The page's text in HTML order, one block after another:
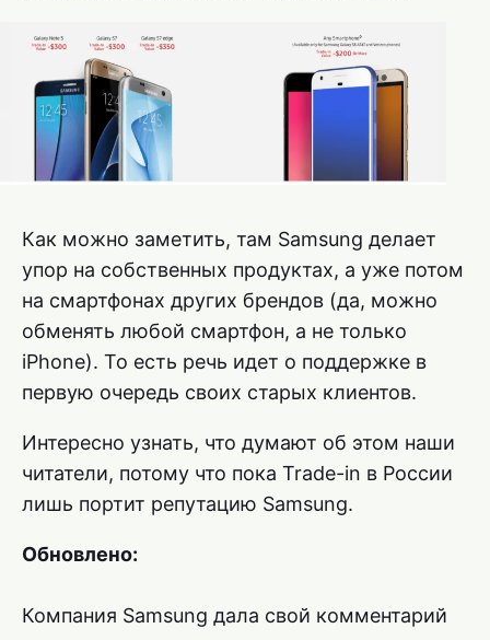
Как можно заметить, там Samsung делает
упор на собственных продуктах, а уже потом
на смартфонах других брендов (да, можно
обменять любой смартфон, а не только
iPhone). То есть речь идет о поддержке в
первую очередь своих старых клиентов.
Интересно узнать, что думают об этом наши
читатели, потому что пока Trade-in в России
лишь портит репутацию Samsung.
Обновлено:
Компания Samsung дала свой комментарий